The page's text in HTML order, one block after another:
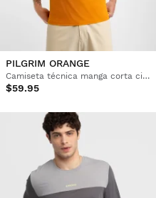
PILGRIM ORANGE
Camiseta técnica manga corta cicloturismo hombre
$59.95